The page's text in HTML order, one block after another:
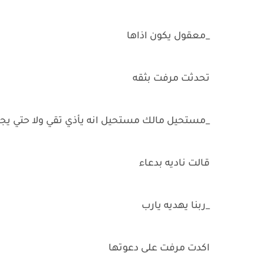
_معقول يكون اذاها
تحدثت مرفت بثقه
_مستحيل مالك مستحيل انه يأذي تقي ولا حتي
قالت ناديه بدعاء
_ربنا يهديه يارب
اكدت مرفت على دعوتها